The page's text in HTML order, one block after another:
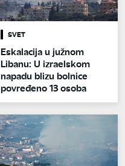
SVET
Eskalacija u južnom
Libanu: U izraelskom
napadu blizu bolnice
povređeno 13 osoba